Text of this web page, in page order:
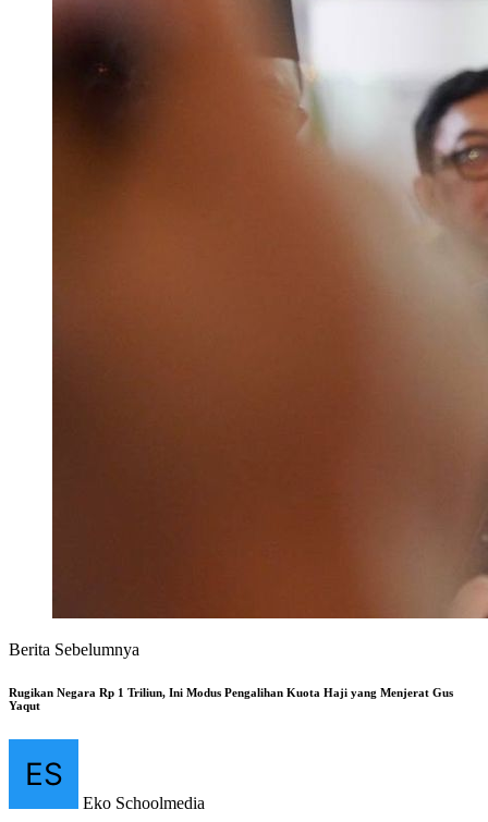
Berita Sebelumnya
Rugikan Negara Rp 1 Triliun, Ini Modus Pengalihan Kuota Haji yang Menjerat Gus
Yaqut
Eko Schoolmedia